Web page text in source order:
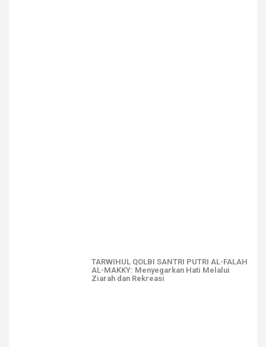
TARWIHUL QOLBI SANTRI PUTRI AL-FALAH
AL-MAKKY: Menyegarkan Hati Melalui
Ziarah dan Rekreasi